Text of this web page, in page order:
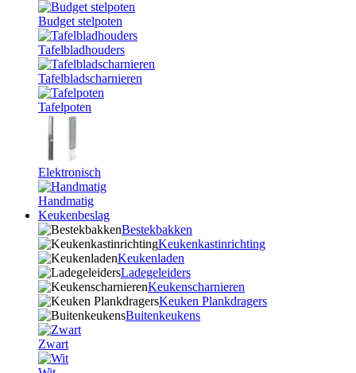
Budget stelpoten
Tafelbladhouders
Tafelbladscharnieren
Tafelpoten
Elektronisch
Handmatig
Keukenbeslag
Bestekbakken
Keukenkastinrichting
Keukenladen
Ladegeleiders
Keukenscharnieren
Keuken Plankdragers
Buitenkeukens
Zwart